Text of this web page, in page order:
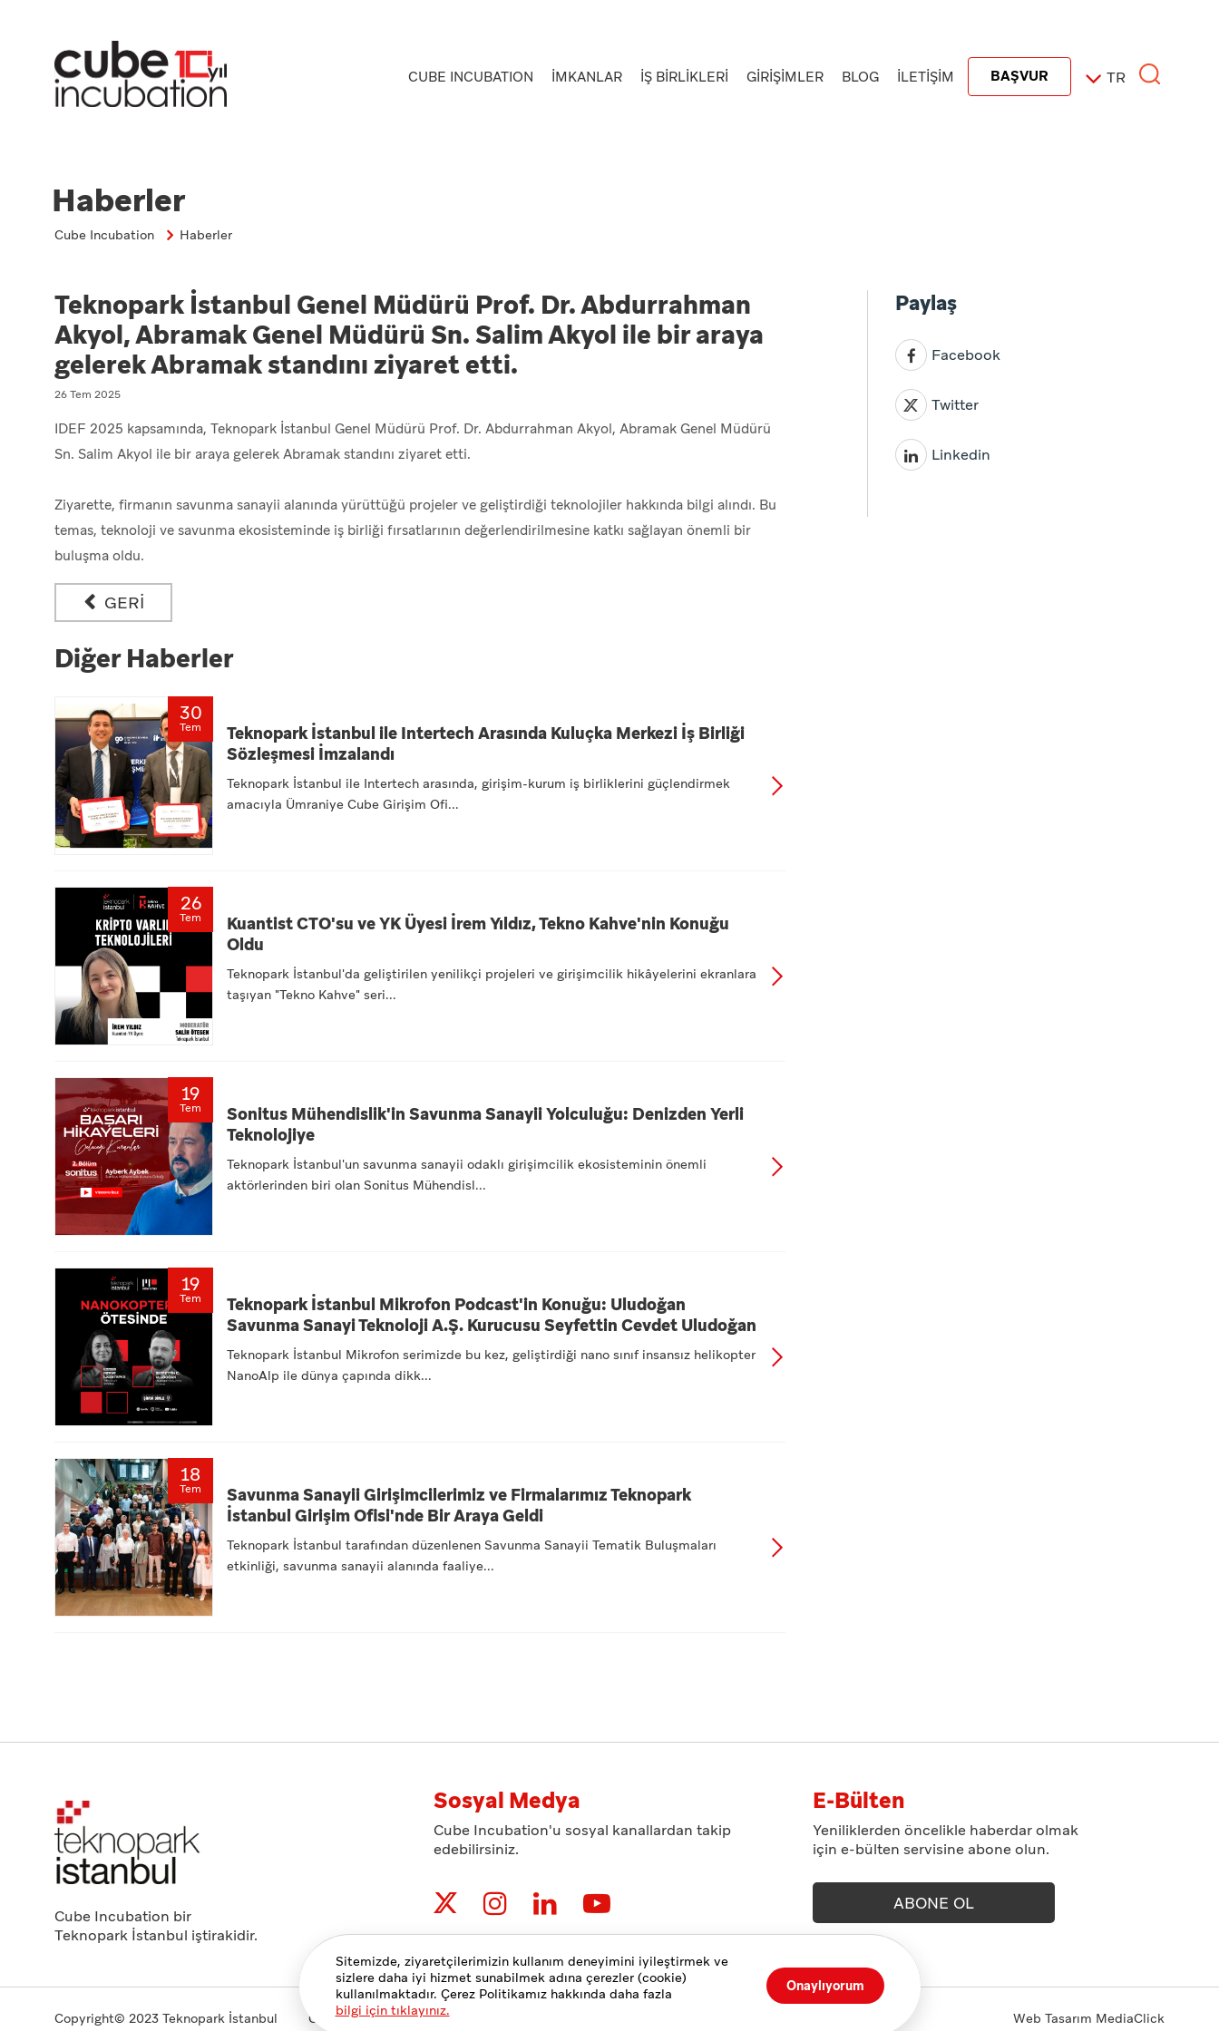
Sitemizde, ziyaretçilerimizin kullanım deneyimini iyileştirmek ve
sizlere daha iyi hizmet sunabilmek adına çerezler (cookie)
kullanılmaktadır. Çerez Politikamız hakkında daha fazla
bilgi için tıklayınız.
Onaylıyorum
TR
BAŞVUR
CUBE INCUBATION İMKANLAR İŞ BİRLİKLERİ GİRİŞİMLER BLOG İLETİŞİM
Haberler
Cube Incubation Haberler
Teknopark İstanbul Genel Müdürü Prof. Dr. Abdurrahman
Akyol, Abramak Genel Müdürü Sn. Salim Akyol ile bir araya
gelerek Abramak standını ziyaret etti.
26 Tem 2025
IDEF 2025 kapsamında, Teknopark İstanbul Genel Müdürü Prof. Dr. Abdurrahman Akyol, Abramak Genel Müdürü
Sn. Salim Akyol ile bir araya gelerek Abramak standını ziyaret etti.
Ziyarette, firmanın savunma sanayii alanında yürüttüğü projeler ve geliştirdiği teknolojiler hakkında bilgi alındı. Bu
temas, teknoloji ve savunma ekosisteminde iş birliği fırsatlarının değerlendirilmesine katkı sağlayan önemli bir
buluşma oldu.
GERİ
Diğer Haberler
30
Tem
Teknopark İstanbul ile Intertech Arasında Kuluçka Merkezi İş Birliği
Sözleşmesi İmzalandı
Teknopark İstanbul ile Intertech arasında, girişim-kurum iş birliklerini güçlendirmek
amacıyla Ümraniye Cube Girişim Ofi...
26
Tem
Kuantist CTO'su ve YK Üyesi İrem Yıldız, Tekno Kahve'nin Konuğu
Oldu
Teknopark İstanbul'da geliştirilen yenilikçi projeleri ve girişimcilik hikâyelerini ekranlara
taşıyan "Tekno Kahve" seri...
19
Tem
Sonitus Mühendislik'in Savunma Sanayii Yolculuğu: Denizden Yerli
Teknolojiye
Teknopark İstanbul'un savunma sanayii odaklı girişimcilik ekosisteminin önemli
aktörlerinden biri olan Sonitus Mühendisl...
19
Tem
Teknopark İstanbul Mikrofon Podcast'in Konuğu: Uludoğan
Savunma Sanayi Teknoloji A.Ş. Kurucusu Seyfettin Cevdet Uludoğan
Teknopark İstanbul Mikrofon serimizde bu kez, geliştirdiği nano sınıf insansız helikopter
NanoAlp ile dünya çapında dikk...
18
Tem
Savunma Sanayii Girişimcilerimiz ve Firmalarımız Teknopark
İstanbul Girişim Ofisi'nde Bir Araya Geldi
Teknopark İstanbul tarafından düzenlenen Savunma Sanayii Tematik Buluşmaları
etkinliği, savunma sanayii alanında faaliye...
Paylaş
Facebook
Twitter
Linkedin
Cube Incubation bir
Teknopark İstanbul iştirakidir.
Sosyal Medya
Cube Incubation'u sosyal kanallardan takip
edebilirsiniz.
E-Bülten
Yeniliklerden öncelikle haberdar olmak
için e-bülten servisine abone olun.
ABONE OL
Copyright© 2023 Teknopark İstanbul Gizlilik ve Çerez Politikası Web Tasarım MediaClick